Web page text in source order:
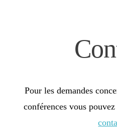
Pour les demandes
conférences vous